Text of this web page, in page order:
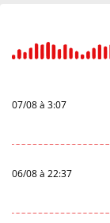
07/08 à 3:07
06/08 à 22:37